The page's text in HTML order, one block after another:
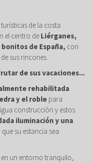
de la costa
el centro de Liérganes,
de España, con
sus rincones.
de sus vacaciones...
rehabilitada
y el roble para
construcción y estos
iluminación y una
su estancia sea
en un entorno tranquilo,